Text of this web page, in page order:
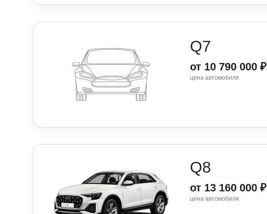
Q7
от 10 790 000 ₽
цена автомобиля
Q8
от 13 160 000 ₽
цена автомобиля